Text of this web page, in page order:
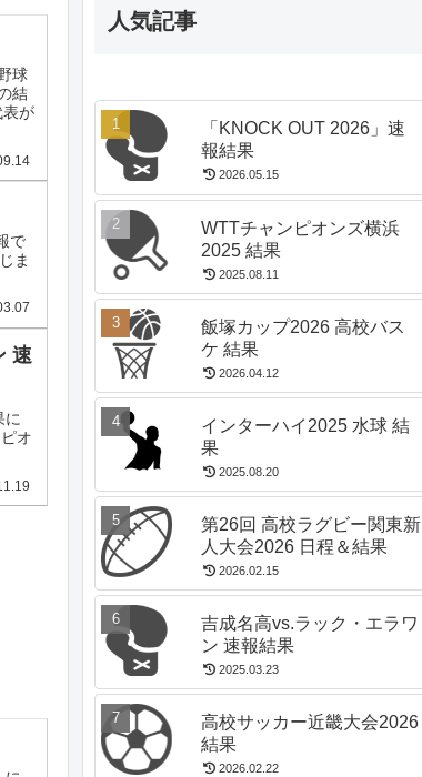
球
結
が
で
ま
速
に
オ
人気記事
「KNOCK OUT 2026」速
報結果
2026.05.15
WTTチャンピオンズ横浜
2025 結果
2025.08.11
飯塚カップ2026 高校バス
ケ 結果
2026.04.12
インターハイ2025 水球 結
果
2025.08.20
第26回 高校ラグビー関東新
人大会2026 日程＆結果
2026.02.15
吉成名高vs.ラック・エラワ
ン 速報結果
2025.03.23
高校サッカー近畿大会2026
結果
2026.02.22